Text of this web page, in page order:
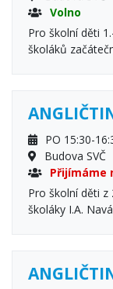
Volno
Pro školní děti
školáků
PO 15:30-
Budova SVČ
Přijímáme
Pro školní děti z
školáky I.A.